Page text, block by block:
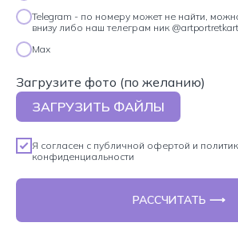
Telegram - по номеру может не найти,
внизу либо наш телеграм ник
Max
Загрузите фото (по желанию)
ЗАГРУЗИТЬ ФАЙЛЫ
Я согласен с публичной офертой и
конфиденциальности
РАССЧИТАТЬ ⟶